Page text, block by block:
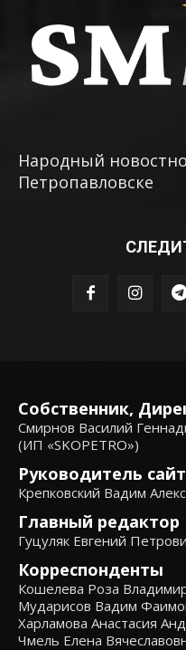
Народный
Петропавловске
Собственник,
Смирнов Василий
(ИП «SKOPETRO»)
Руководитель
Крепковский Вадим
Главный редактор
Гуцуляк Евгений
Корреспонденты
Кошелева Роза
Мударисов Вадим
Харламова Анастасия
Чмель Елена